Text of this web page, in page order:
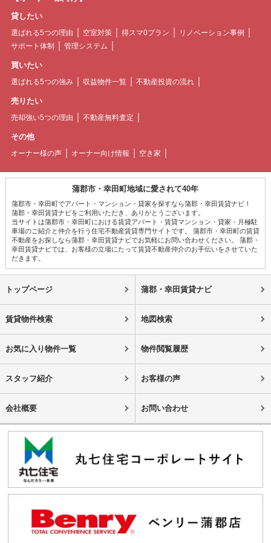
貸したい
選ばれる5つの理由 空室対策 得スマ0プラン
リノベーション事例
サポート体制
管理システム
買いたい
選ばれる5つの強み 収益物件一覧 不動産投資の流れ
売りたい
売却強い5つの理由 不動産無料査定
その他
オーナー様の声 オーナー向け情報 空き家
蒲郡市・幸田町地域に愛されて40年
蒲郡市・幸田町でアパート・マンション・貸家を探すなら蒲郡・幸田賃貸ナビ！
蒲郡・幸田賃貸ナビをご利用いただき、ありがとうございます。
当サイトは蒲郡市・幸田町における賃貸アパート・賃貸マンション・貸家・月極駐
車場のご紹介と仲介を行う住宅不動産賃貸専門サイトです。 蒲郡市・幸田町の賃貸
不動産をお探しなら蒲郡・幸田賃貸ナビでお気軽にお問い合わせください。 蒲郡・
幸田賃貸ナビでは、お客様の立場にたって賃貸不動産仲介のお手伝いをさせていた
だきます。
トップページ 蒲郡・幸田賃貸ナビ
賃貸物件検索 地図検索
お気に入り物件一覧 物件閲覧履歴
スタッフ紹介 お客様の声
会社概要 お問い合わせ